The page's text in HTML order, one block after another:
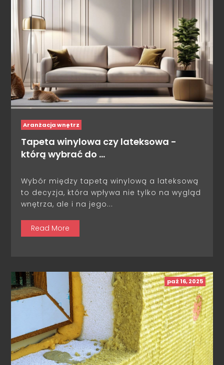
Aranżacja wnętrz
Tapeta winylowa czy lateksowa -
którą wybrać do …
Wybór między tapetą winylową a lateksową
to decyzja, która wpływa nie tylko na wygląd
wnętrza, ale i na jego...
Read More
paź 16, 2025